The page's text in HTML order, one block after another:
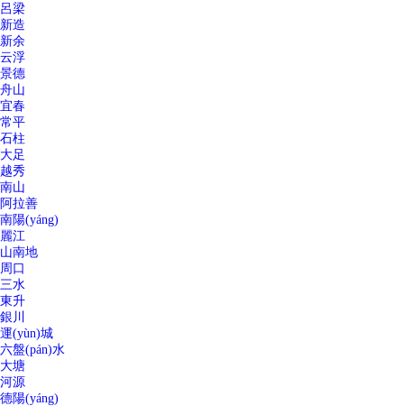
呂梁
新造
新余
云浮
景德
舟山
宜春
常平
石柱
大足
越秀
南山
阿拉善
南陽(yáng)
麗江
山南地
周口
三水
東升
銀川
運(yùn)城
六盤(pán)水
大塘
河源
德陽(yáng)